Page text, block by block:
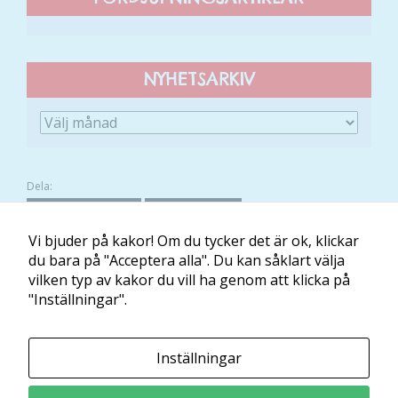
NYHETSARKIV
Dela:
Om Minibladet Villkor Mina kakor
Minibladet tillhandahålls av:
Läs och Lär McShane Education AB
Vi bjuder på kakor! Om du tycker det är ok, klickar
du bara på "Acceptera alla". Du kan såklart välja
vilken typ av kakor du vill ha genom att klicka på
"Inställningar".
Inställningar
att hemsidan
fungera.
hemsidans
och
uppbyggnad,
baserat på
Upplevelse